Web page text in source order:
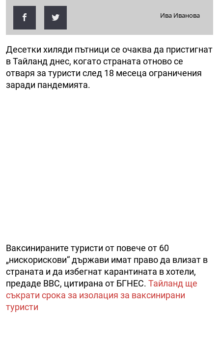
Ива Иванова
Десетки хиляди пътници се очаква да пристигнат
в Тайланд днес, когато страната отново се
отваря за туристи след 18 месеца ограничения
заради пандемията.
Ваксинираните туристи от повече от 60
„нискорискови“ държави имат право да влизат в
страната и да избегнат карантината в хотели,
предаде BBC, цитирана от БГНЕС. Тайланд ще
съкрати срока за изолация за ваксинирани
туристи